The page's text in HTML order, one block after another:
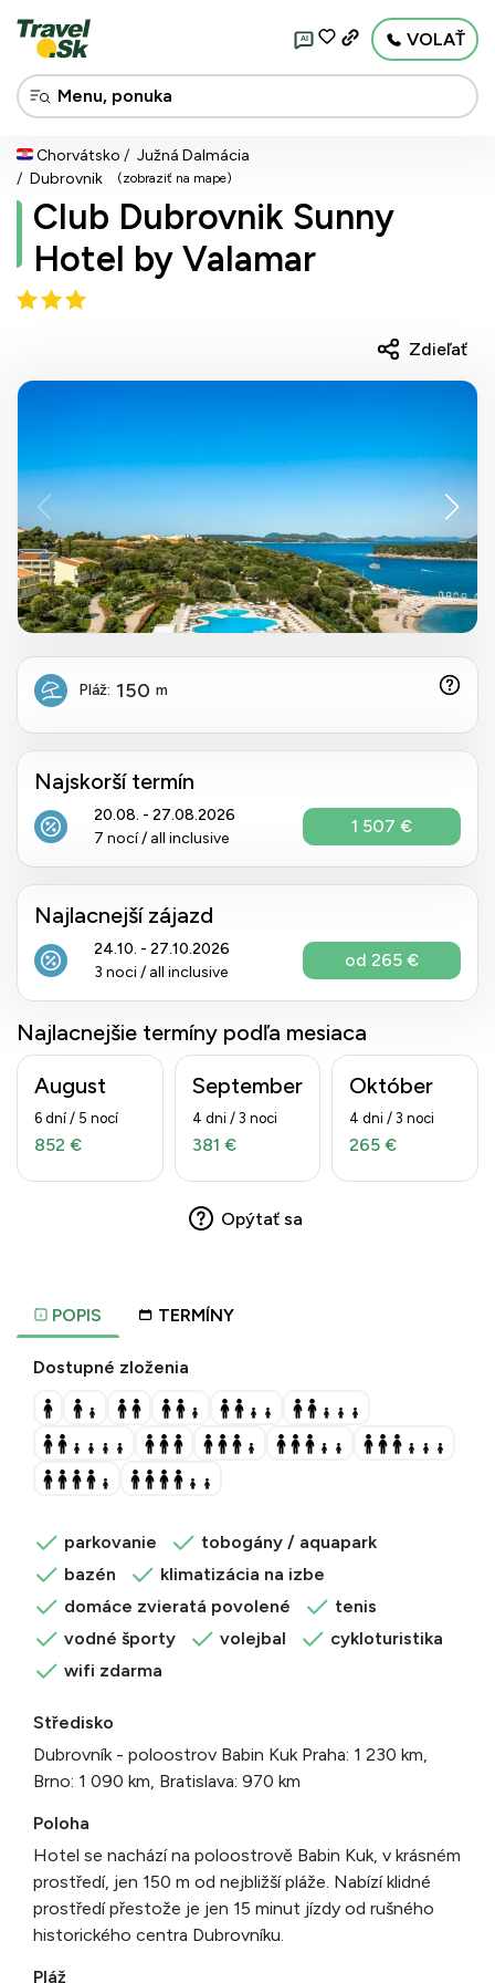
AI VOLAŤ
Chorvátsko
Južná Dalmácia
Dubrovnik
(zobraziť na mape)
Club Dubrovnik Sunny
Hotel by Valamar
Zdieľať
POPIS TERMÍNY
Dostupné zloženia
parkovanie
tobogány / aquapark
bazén
klimatizácia na izbe
domáce zvieratá povolené
tenis
vodné športy
volejbal
cykloturistika
wifi zdarma
Středisko
Dubrovník - poloostrov Babin Kuk Praha: 1 230 km,
Brno: 1 090 km, Bratislava: 970 km
Poloha
Hotel se nachází na poloostrově Babin Kuk, v krásném
prostředí, jen 150 m od nejbližší pláže. Nabízí klidné
prostředí přestože je jen 15 minut jízdy od rušného
historického centra Dubrovníku.
Pláž
Pláž: 150 m
Najskorší termín
20.08. - 27.08.2026
7 nocí / all inclusive
1 507 €
Najlacnejší zájazd
24.10. - 27.10.2026
3 noci / all inclusive
od 265 €
Najlacnejšie termíny podľa mesiaca
August
6 dní / 5 nocí
852 €
September
4 dni / 3 noci
381 €
Október
4 dni / 3 noci
265 €
Opýtať sa